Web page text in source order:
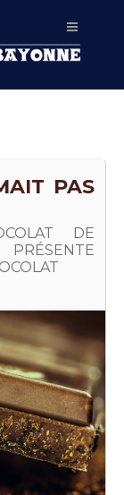
PAS
DE